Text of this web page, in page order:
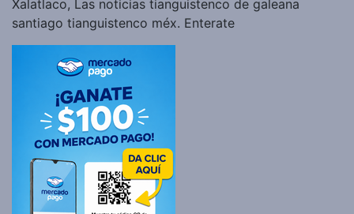
Xalatlaco, Las noticias tianguistenco de galeana
santiago tianguistenco méx. Enterate